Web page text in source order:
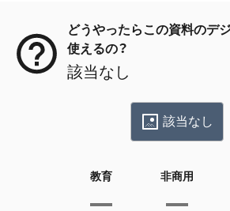
どうやったらこの資料のデ
使えるの？
該当なし
該当なし
教育 非商用